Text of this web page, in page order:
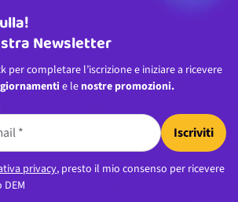
Newsletter
per completare l’iscrizione e iniziare a ricevere
e le nostre promozioni.
Iscriviti
privacy, presto il mio consenso per ricevere